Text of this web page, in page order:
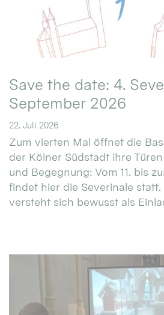
Save the date: 4.
September 2026
22. Juli 2026
Zum vierten Mal öffnet die
der Kölner Südstadt ihre
und Begegnung: Vom 11. bis
findet hier die Severinale
versteht sich bewusst als